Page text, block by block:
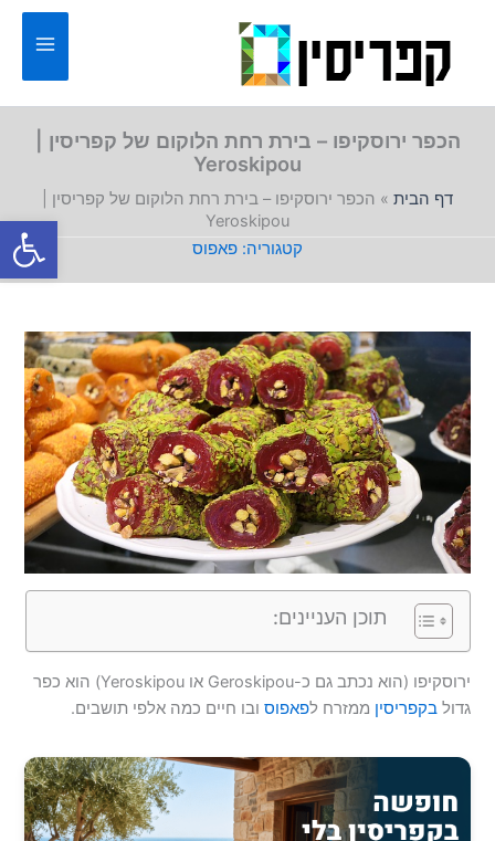
פתח
הכפר ירוסקיפו – בירת רחת הלוקום של קפריסין |
Yeroskipou
דף הבית » הכפר ירוסקיפו – בירת רחת הלוקום של קפריסין |
Yeroskipou
פאפוס
תוכן העניינים:
ירוסקיפו (הוא נכתב גם כ-Geroskipou או Yeroskipou) הוא כפר
גדולבקפריסין ממזרח לפאפוס ובו חיים כמה אלפי תושבים.